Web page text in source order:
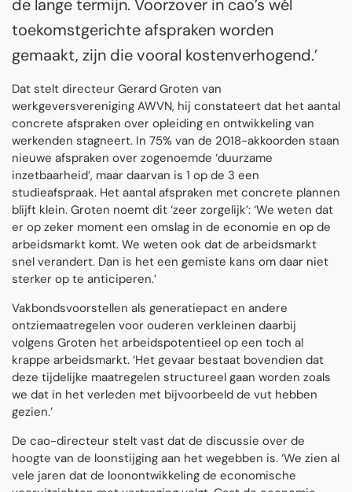
de lange termijn. Voorzover in cao’s wél
toekomstgerichte afspraken worden
gemaakt, zijn die vooral kostenverhogend.’
Dat stelt directeur Gerard Groten van
werkgeversvereniging AWVN, hij constateert dat het aantal
concrete afspraken over opleiding en ontwikkeling van
werkenden stagneert. In 75% van de 2018-akkoorden staan
nieuwe afspraken over zogenoemde ‘duurzame
inzetbaarheid’, maar daarvan is 1 op de 3 een
studieafspraak. Het aantal afspraken met concrete plannen
blijft klein. Groten noemt dit ‘zeer zorgelijk’: ‘We weten dat
er op zeker moment een omslag in de economie en op de
arbeidsmarkt komt. We weten ook dat de arbeidsmarkt
snel verandert. Dan is het een gemiste kans om daar niet
sterker op te anticiperen.’
Vakbonds­voorstellen als generatiepact en andere
ontziemaatregelen voor ouderen verkleinen daarbij
volgens Groten het arbeidspotentieel op een toch al
krappe arbeidsmarkt. ‘Het gevaar bestaat bovendien dat
deze tijdelijke maatregelen structureel gaan worden zoals
we dat in het verleden met bijvoorbeeld de vut hebben
gezien.’
De cao-directeur stelt vast dat de discussie over de
hoogte van de loonstijging aan het wegebben is. ‘We zien al
vele jaren dat de loonontwikkeling de economische